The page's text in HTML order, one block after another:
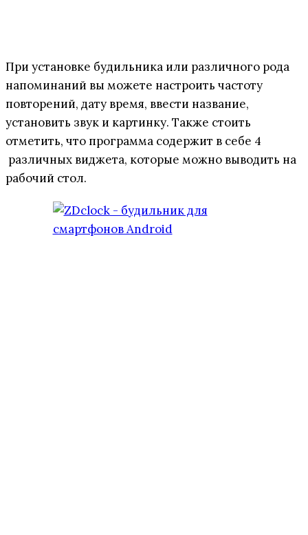
При установке будильника или различного рода
напоминаний вы можете настроить частоту
повторений, дату время, ввести название,
установить звук и картинку. Также стоить
отметить, что программа содержит в себе 4
различных виджета, которые можно выводить на
рабочий стол.